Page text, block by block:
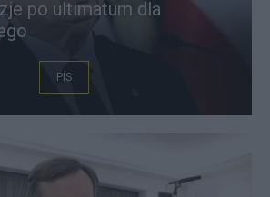
po ultimatum dla
PIS